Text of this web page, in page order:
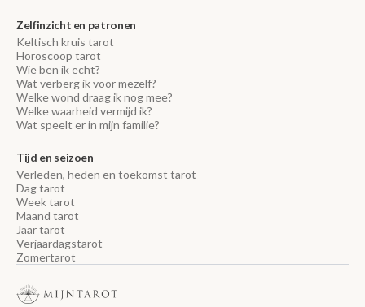
Zelfinzicht en patronen
Keltisch kruis tarot
Horoscoop tarot
Wie ben ik echt?
Wat verberg ik voor mezelf?
Welke wond draag ik nog mee?
Welke waarheid vermijd ik?
Wat speelt er in mijn familie?
Tijd en seizoen
Verleden, heden en toekomst tarot
Dag tarot
Week tarot
Maand tarot
Jaar tarot
Verjaardagstarot
Zomertarot